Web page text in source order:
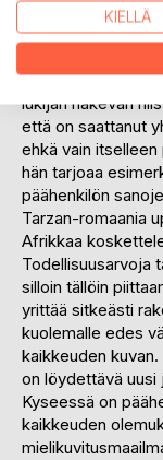
kronologian ja
kyseenalaiseksi.
Hän kertoo
lukijan hakevan
että on saattanut
ehkä vain
hän tarjoaa
päähenkilön
Tarzan-romaania
Afrikkaa
Todellisuusarvoja
silloin tällöin
yrittää sitkeästi
kuolemalle edes
kaikkeuden
on löydettävä uusi
Kyseessä on
kaikkeuden
KIELLÄ